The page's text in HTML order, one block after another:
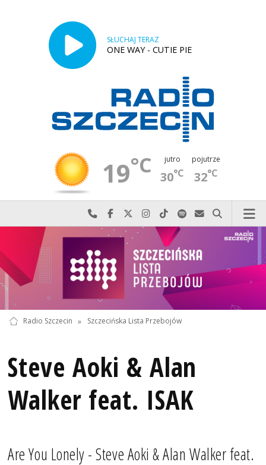
SŁUCHAJ TERAZ
ONE WAY - CUTIE PIE
19°C jutro
30°C
pojutrze
32°C
Najlepiej po prostu do nas zadzwoń
Odwiedź nas na Facebook-u
Odwiedź nas na X
Odwiedź nas na Instagram-ie
Odwiedź nas na TikTok-u
Szukaj nas na Spotify
Wyślij do nas
Szukaj
Radio Szczecin » Szczecińska Lista Przebojów
Steve Aoki & Alan
Walker feat. ISAK
Are You Lonely - Steve Aoki & Alan Walker feat.